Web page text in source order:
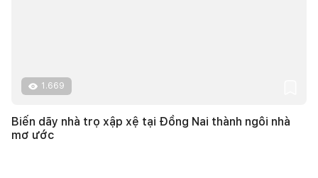
1.669
Biến dãy nhà trọ xập xệ tại Đồng Nai thành ngôi nhà
mơ ước